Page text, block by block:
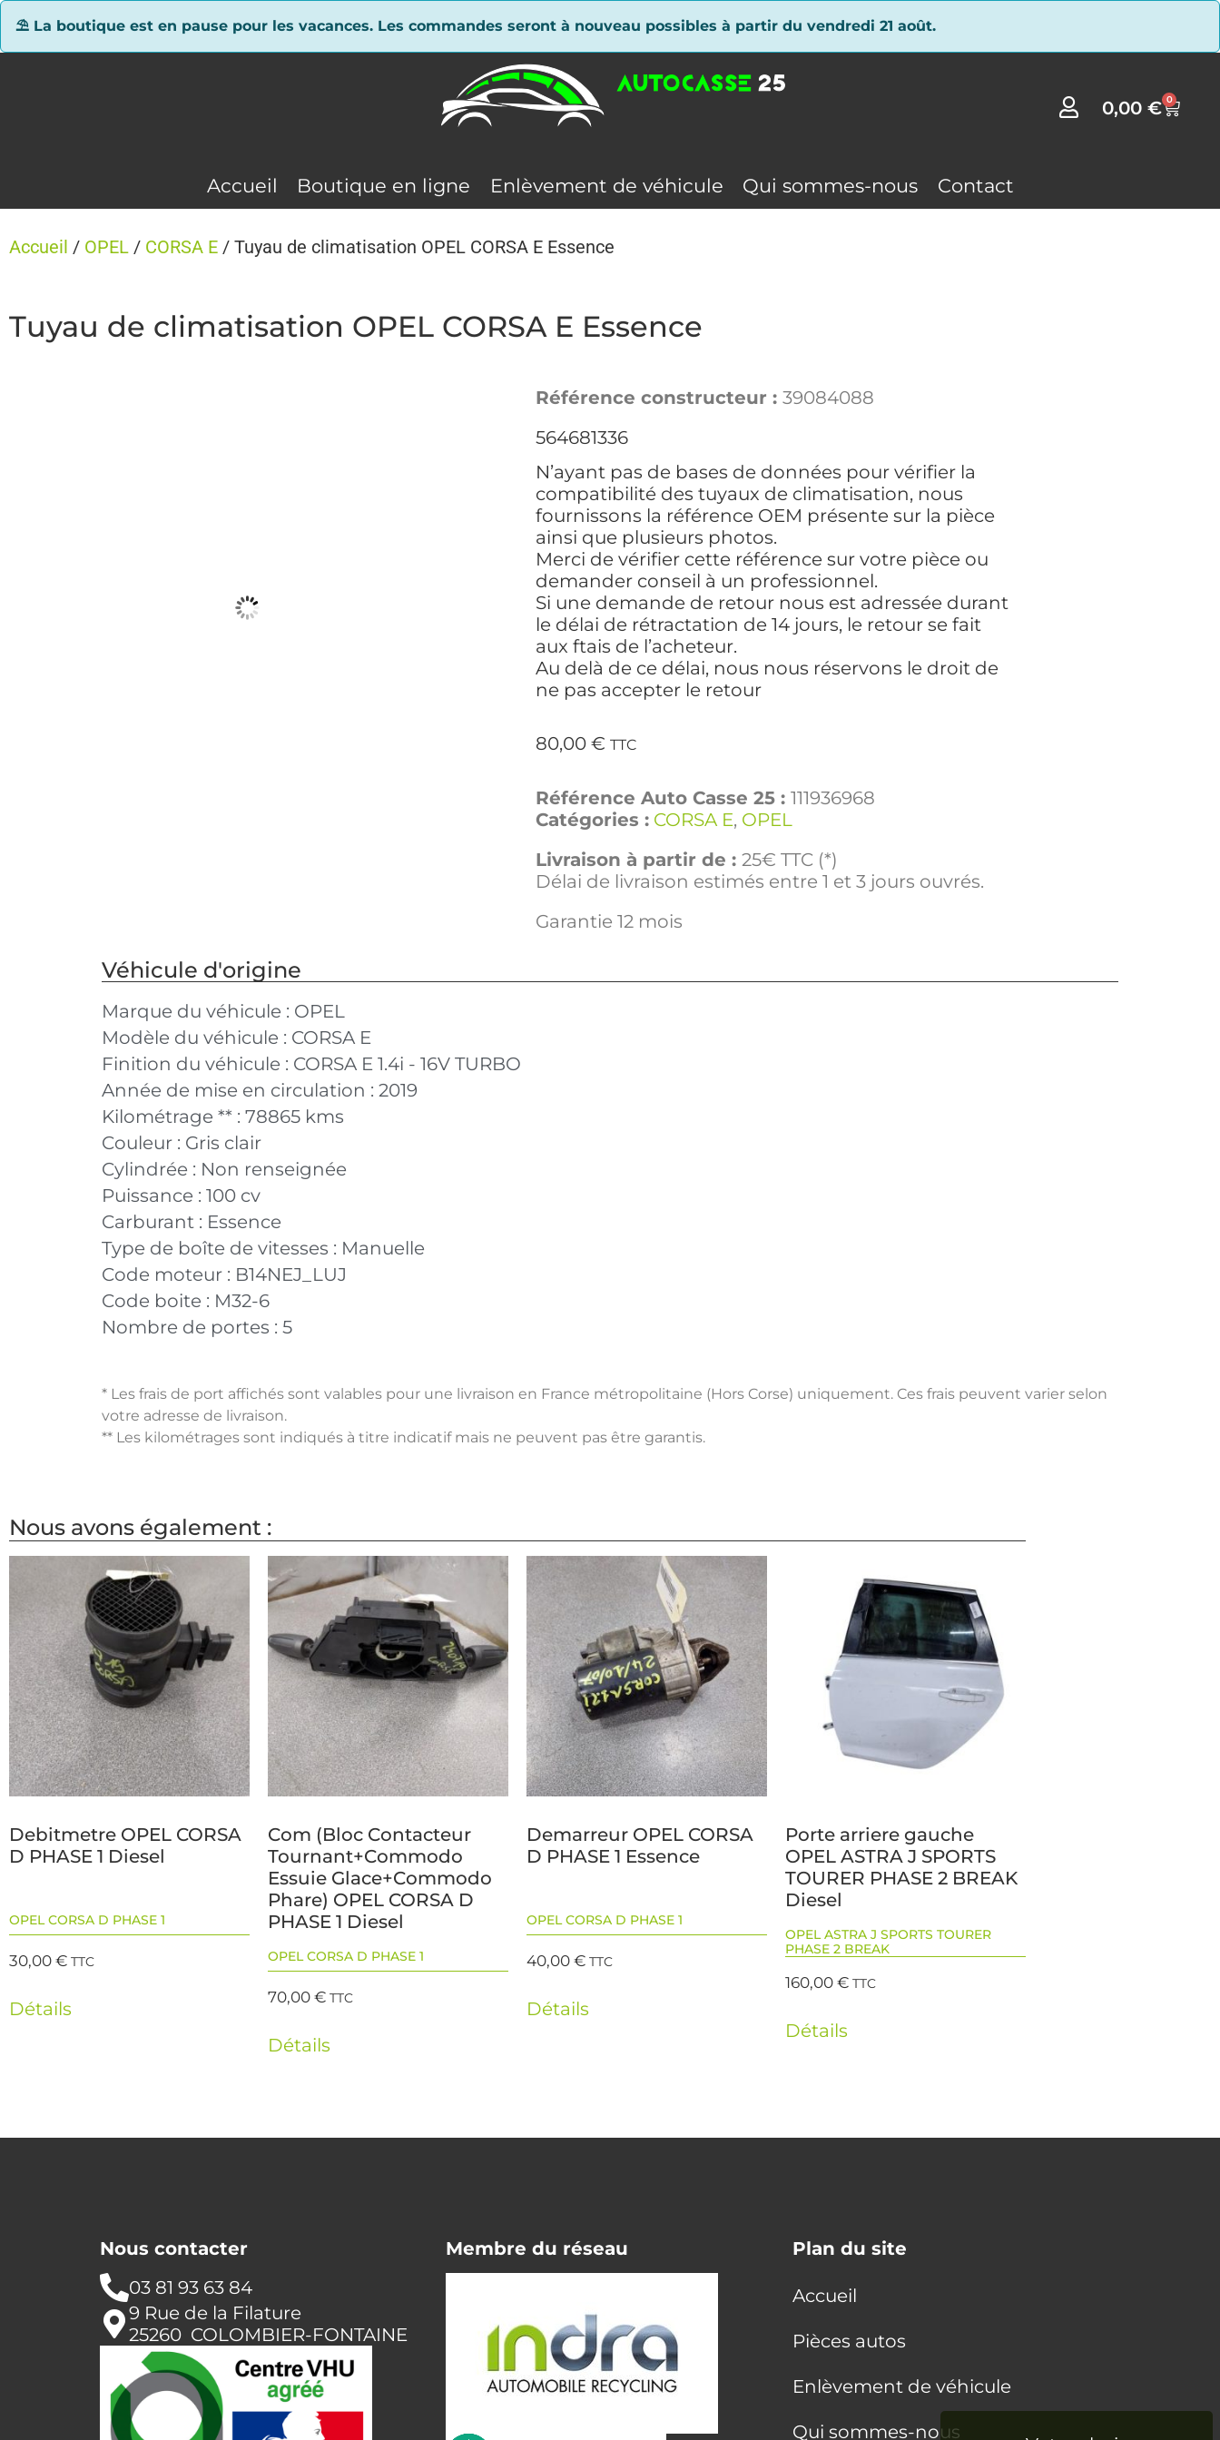
⛱ La boutique est en pause pour les vacances. Les commandes seront à nouveau possibles à partir du vendredi 21 août.
0,00€ 0
Accueil Boutique en ligne Enlèvement de véhicule Qui sommes-nous Contact
Accueil / OPEL / CORSA E / Tuyau de climatisation OPEL CORSA E Essence
Tuyau de climatisation OPEL CORSA E Essence
Référence constructeur : 39084088
564681336
N’ayant pas de bases de données pour vérifier la
compatibilité des tuyaux de climatisation, nous
fournissons la référence OEM présente sur la pièce
ainsi que plusieurs photos.
Merci de vérifier cette référence sur votre pièce ou
demander conseil à un professionnel.
Si une demande de retour nous est adressée durant
le délai de rétractation de 14 jours, le retour se fait
aux ftais de l’acheteur.
Au delà de ce délai, nous nous réservons le droit de
ne pas accepter le retour
80,00 € TTC
Référence Auto Casse 25 : 111936968
Catégories : CORSA E, OPEL
Livraison à partir de : 25€ TTC (*)
Délai de livraison estimés entre 1 et 3 jours ouvrés.
Garantie 12 mois
Véhicule d'origine
Marque du véhicule : OPEL
Modèle du véhicule : CORSA E
Finition du véhicule : CORSA E 1.4i - 16V TURBO
Année de mise en circulation : 2019
Kilométrage ** : 78865 kms
Couleur : Gris clair
Cylindrée : Non renseignée
Puissance : 100 cv
Carburant : Essence
Type de boîte de vitesses : Manuelle
Code moteur : B14NEJ_LUJ
Code boite : M32-6
Nombre de portes : 5
* Les frais de port affichés sont valables pour une livraison en France métropolitaine (Hors Corse) uniquement. Ces frais peuvent varier selon
votre adresse de livraison.
** Les kilométrages sont indiqués à titre indicatif mais ne peuvent pas être garantis.
Nous avons également :
Debitmetre OPEL CORSA
D PHASE 1 Diesel
OPEL CORSA D PHASE 1
30,00€ TTC
Détails
Com (Bloc Contacteur
Tournant+Commodo
Essuie Glace+Commodo
Phare) OPEL CORSA D
PHASE 1 Diesel
OPEL CORSA D PHASE 1
70,00€ TTC
Détails
Demarreur OPEL CORSA
D PHASE 1 Essence
OPEL CORSA D PHASE 1
40,00€ TTC
Détails
Porte arriere gauche
OPEL ASTRA J SPORTS
TOURER PHASE 2 BREAK
Diesel
OPEL ASTRA J SPORTS TOURER
PHASE 2 BREAK
160,00€ TTC
Détails
Nous contacter
03 81 93 63 84
9 Rue de la Filature
25260 COLOMBIER-FONTAINE
Membre du réseau Plan du site
Accueil
Pièces autos
Enlèvement de véhicule
Qui sommes-nous
Panneau de gestion des cookies